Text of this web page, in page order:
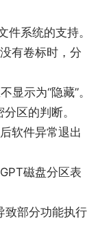
系统的支持。
有卷标时，分
示为“隐藏”。
区的判断。
软件异常退出
磁盘分区表
部分功能执行